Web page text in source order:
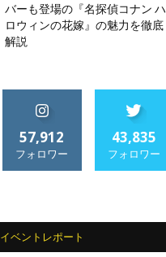
バーも登場の『名探偵コナン ハ
ロウィンの花嫁』の魅力を徹底
解説
57,912
フォロワー
43,835
フォロワー
イベントレポート